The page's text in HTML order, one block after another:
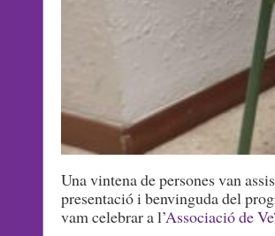
Una vintena de persones van
presentació i benvinguda del
vam celebrar a l’Associació de